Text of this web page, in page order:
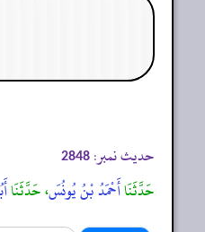
حدیث نمبر: 2848
حَدَّثَنَاأَحْمَدُ بْنُ يُونُسَ، حَدَّثَنَا